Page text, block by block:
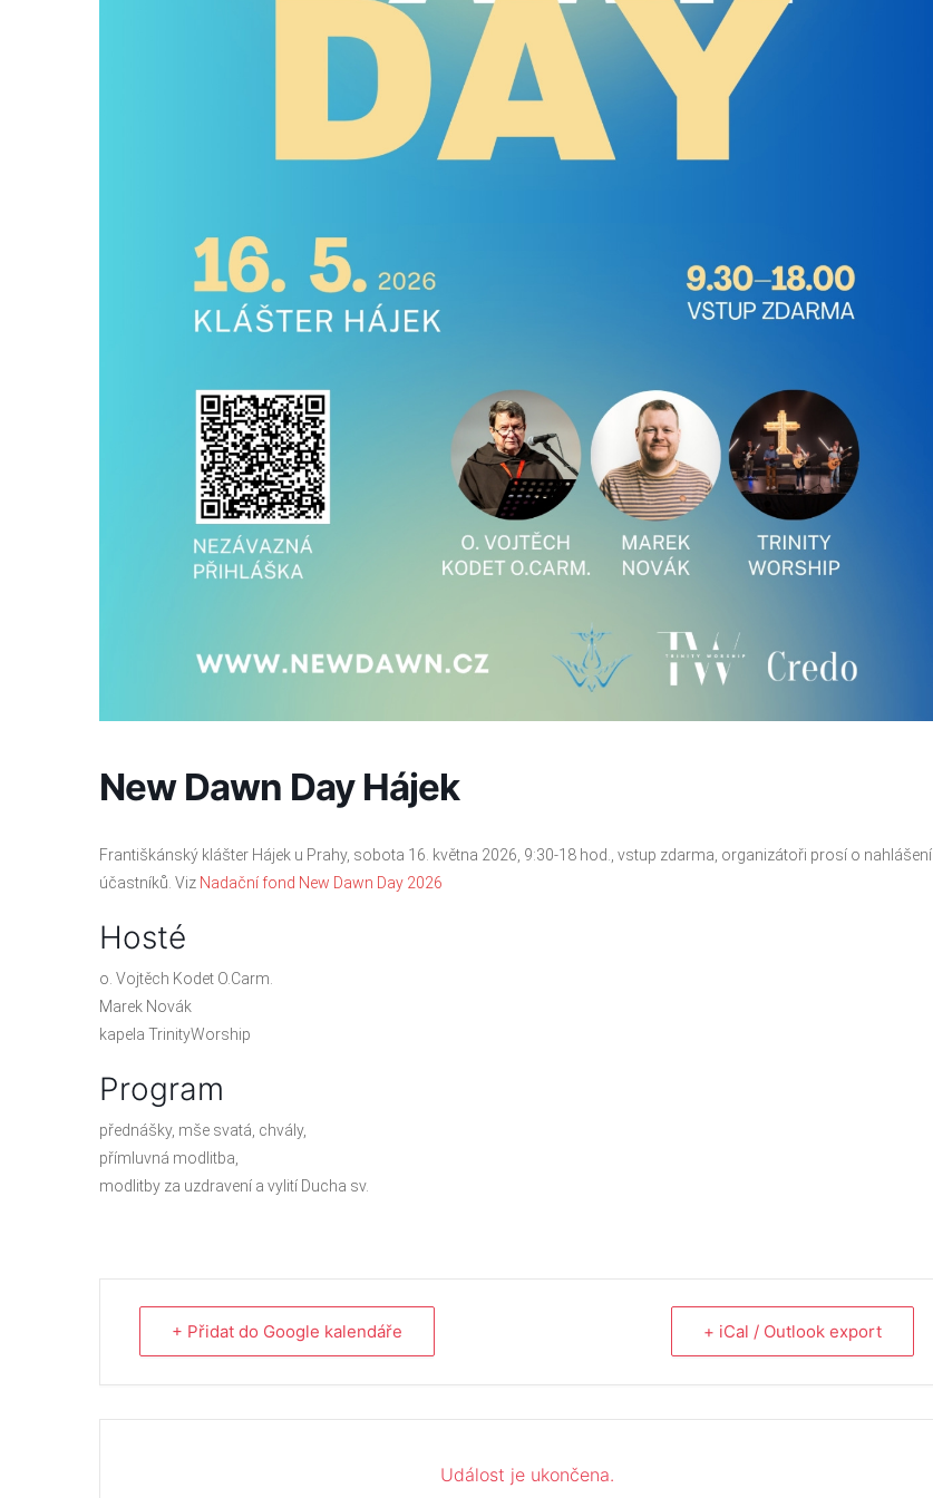
New Dawn Day Hájek
Františkánský klášter Hájek u Prahy, sobota 16. května 2026, 9:30-18 hod., vstup zdarma, organizátoři prosí o nahlášení
účastníků. Viz Nadační fond New Dawn Day 2026
Hosté
o. Vojtěch Kodet O.Carm.
Marek Novák
kapela TrinityWorship
Program
přednášky, mše svatá, chvály,
přímluvná modlitba,
modlitby za uzdravení a vylití Ducha sv.
+ Přidat do Google kalendáře + iCal / Outlook export
Událost je ukončena.